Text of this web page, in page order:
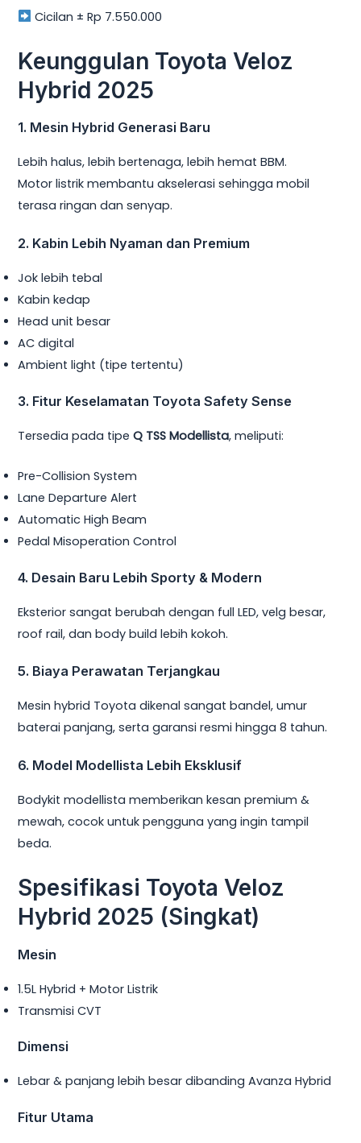
Cicilan ± Rp 7.550.000
Keunggulan Toyota Veloz
Hybrid 2025
1. Mesin Hybrid Generasi Baru
Lebih halus, lebih bertenaga, lebih hemat BBM.
Motor listrik membantu akselerasi sehingga mobil
terasa ringan dan senyap.
2. Kabin Lebih Nyaman dan Premium
Jok lebih tebal
Kabin kedap
Head unit besar
AC digital
Ambient light (tipe tertentu)
3. Fitur Keselamatan Toyota Safety Sense
Tersedia pada tipeQ TSS Modellista, meliputi:
Pre-Collision System
Lane Departure Alert
Automatic High Beam
Pedal Misoperation Control
4. Desain Baru Lebih Sporty & Modern
Eksterior sangat berubah dengan full LED, velg besar,
roof rail, dan body build lebih kokoh.
5. Biaya Perawatan Terjangkau
Mesin hybrid Toyota dikenal sangat bandel, umur
baterai panjang, serta garansi resmi hingga 8 tahun.
6. Model Modellista Lebih Eksklusif
Bodykit modellista memberikan kesan premium &
mewah, cocok untuk pengguna yang ingin tampil
beda.
Spesifikasi Toyota Veloz
Hybrid 2025 (Singkat)
Mesin
1.5L Hybrid + Motor Listrik
Transmisi CVT
Dimensi
Lebar & panjang lebih besar dibanding Avanza Hybrid
Fitur Utama